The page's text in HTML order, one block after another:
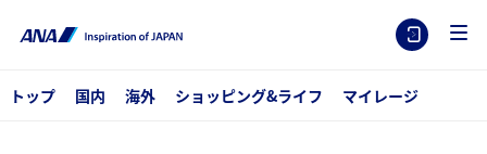
トップ 国内 海外 ショッピング&ライフ マイレージ